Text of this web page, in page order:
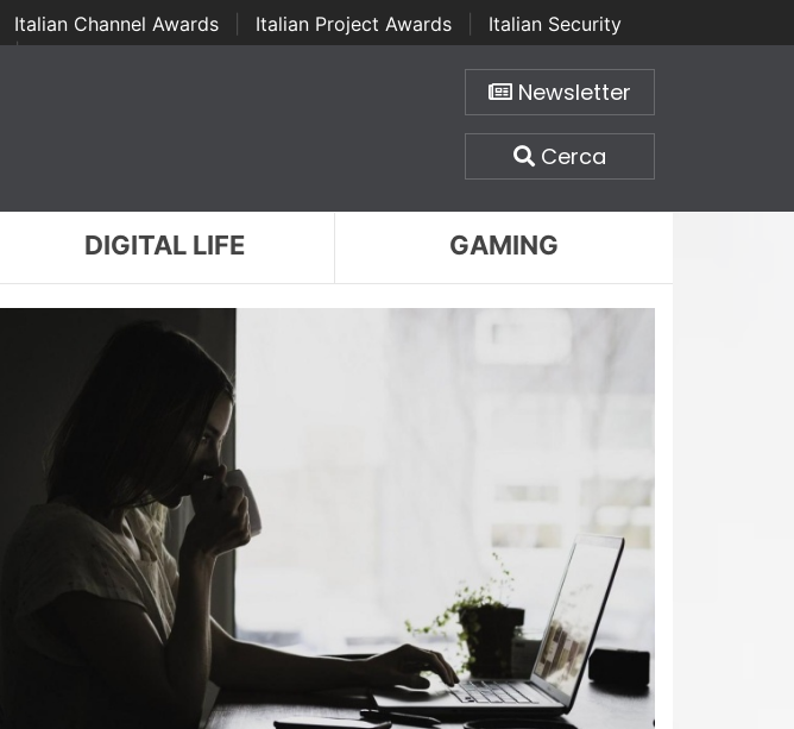
Italian Channel Awards Italian Project Awards
Italian Security
| ...
Newsletter
Cerca
DIGITAL LIFE GAMING